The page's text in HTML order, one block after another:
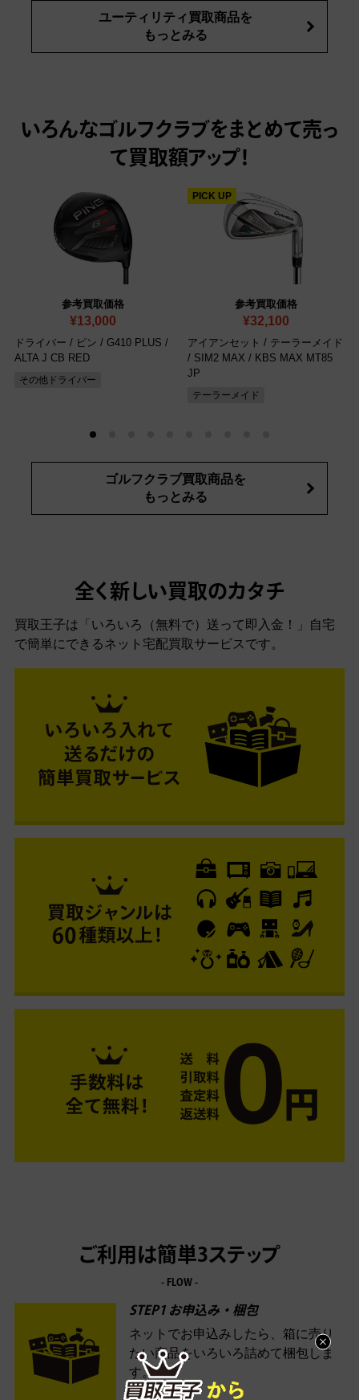
ユーティリティ買取商品を
もっとみる
いろんなゴルフクラブをまとめて売っ
て買取額アップ！
参考買取価格
¥13,000
ドライバー / ピン / G410 PLUS /
ALTA J CB RED
その他ドライバー
参考買取価格
¥32,100
PICK UP
アイアンセット / テーラーメイド
/ SIM2 MAX / KBS MAX MT85
JP
テーラーメイド
ゴルフクラブ買取商品を
もっとみる
全く新しい買取のカタチ
買取王子は「いろいろ（無料で）送って即入金！」自宅
で簡単にできるネット宅配買取サービスです。
ご利用は簡単3ステップ
- FLOW -
STEP1 お申込み・梱包
ネットでお申込みしたら、箱に売り
たい商品をいろいろ詰めて梱包しま
す。